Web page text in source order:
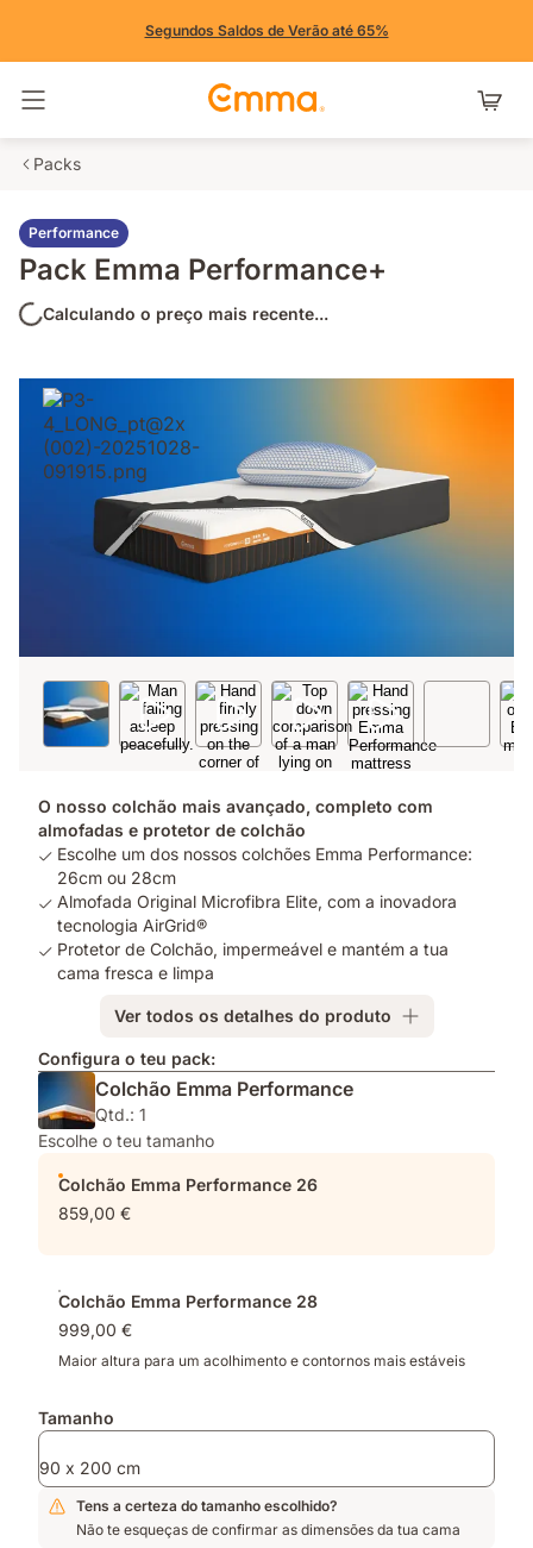
Segundos Saldos de Verão até 65%
Packs
Performance
Pack Emma Performance+
Calculando o preço mais recente...
O nosso colchão mais avançado, completo com
almofadas e protetor de colchão
Escolhe um dos nossos colchões Emma Performance:
26cm ou 28cm
Almofada Original Microfibra Elite, com a inovadora
tecnologia AirGrid®
Protetor de Colchão, impermeável e mantém a tua
cama fresca e limpa
Ver todos os detalhes do produto
Configura o teu pack:
Colchão Emma Performance
Qtd.: 1
Escolhe o teu tamanho
Colchão Emma Performance 26
859,00 €
Colchão Emma Performance 28
999,00 €
Maior altura para um acolhimento e contornos mais estáveis
Tamanho
90 x 200 cm
Tens a certeza do tamanho escolhido?
Não te esqueças de confirmar as dimensões da tua cama